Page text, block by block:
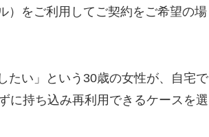
）をご利用してご契約をご希望の場
たい」という30歳の女性が、自宅で
に持ち込み再利用できるケースを選